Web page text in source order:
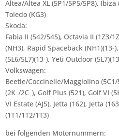
Altea/Altea XL (5P1/5P5/5P8), Ibiza
Toledo (KG3)
Skoda:
Fabia II (542/545), Octavia II (1Z3/
(NH3), Rapid Spaceback (NH1)(13-
(5L6/5L7)(13-), Yeti Outdoor
Volkswagen:
Beetle/Coccinelle/Maggiolino
(2K_/2C_), Golf Plus (521), Golf VI
VI Estate (AJ5), Jetta (162), Jetta
(1T1/1T2/1T3)
bei folgenden Motornummern: